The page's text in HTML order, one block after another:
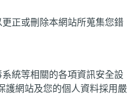
正或刪除本網站所蒐集您錯
統等相關的各項資訊安全設
護網站及您的個人資料採用嚴